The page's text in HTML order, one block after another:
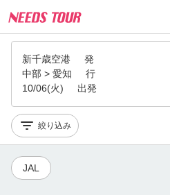
新千歳空港
発
中部 > 愛知
行
10/06(火)
出発
絞り込み
JAL